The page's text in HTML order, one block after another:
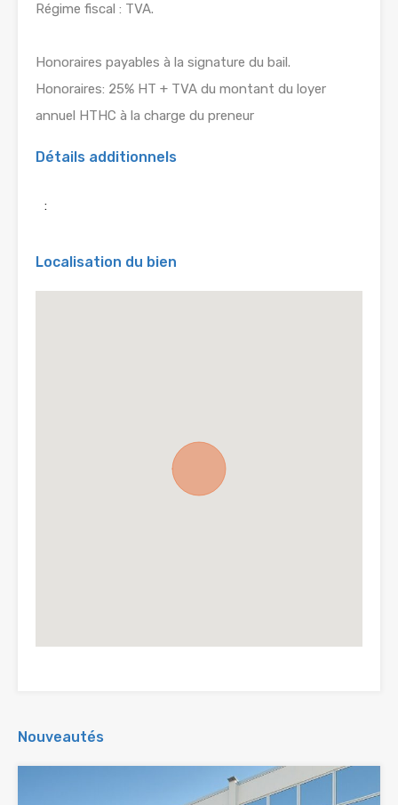
Régime fiscal : TVA.
Honoraires payables à la signature du bail.
Honoraires: 25% HT + TVA du montant du loyer
annuel HTHC à la charge du preneur
Détails additionnels
:
Localisation du bien
Nouveautés